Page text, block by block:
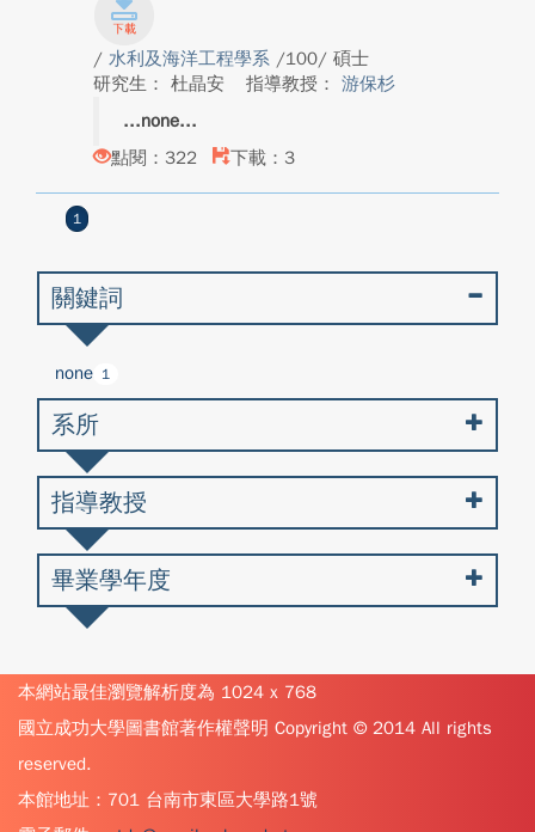
/ 水利及海洋工程學系 /100/ 碩士
研究生： 杜晶安
指導教授： 游保杉
none
點閱：322
下載：3
1
關鍵詞
none 1
系所
指導教授
畢業學年度
本網站最佳瀏覽解析度為 1024 x 768
國立成功大學圖書館著作權聲明 Copyright © 2014 All rights
reserved.
本館地址：701 台南市東區大學路1號